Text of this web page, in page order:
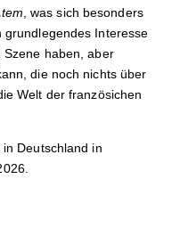
, was sich besonders
Interesse
haben, aber
die noch nichts über
Welt der französichen
Deutschland in